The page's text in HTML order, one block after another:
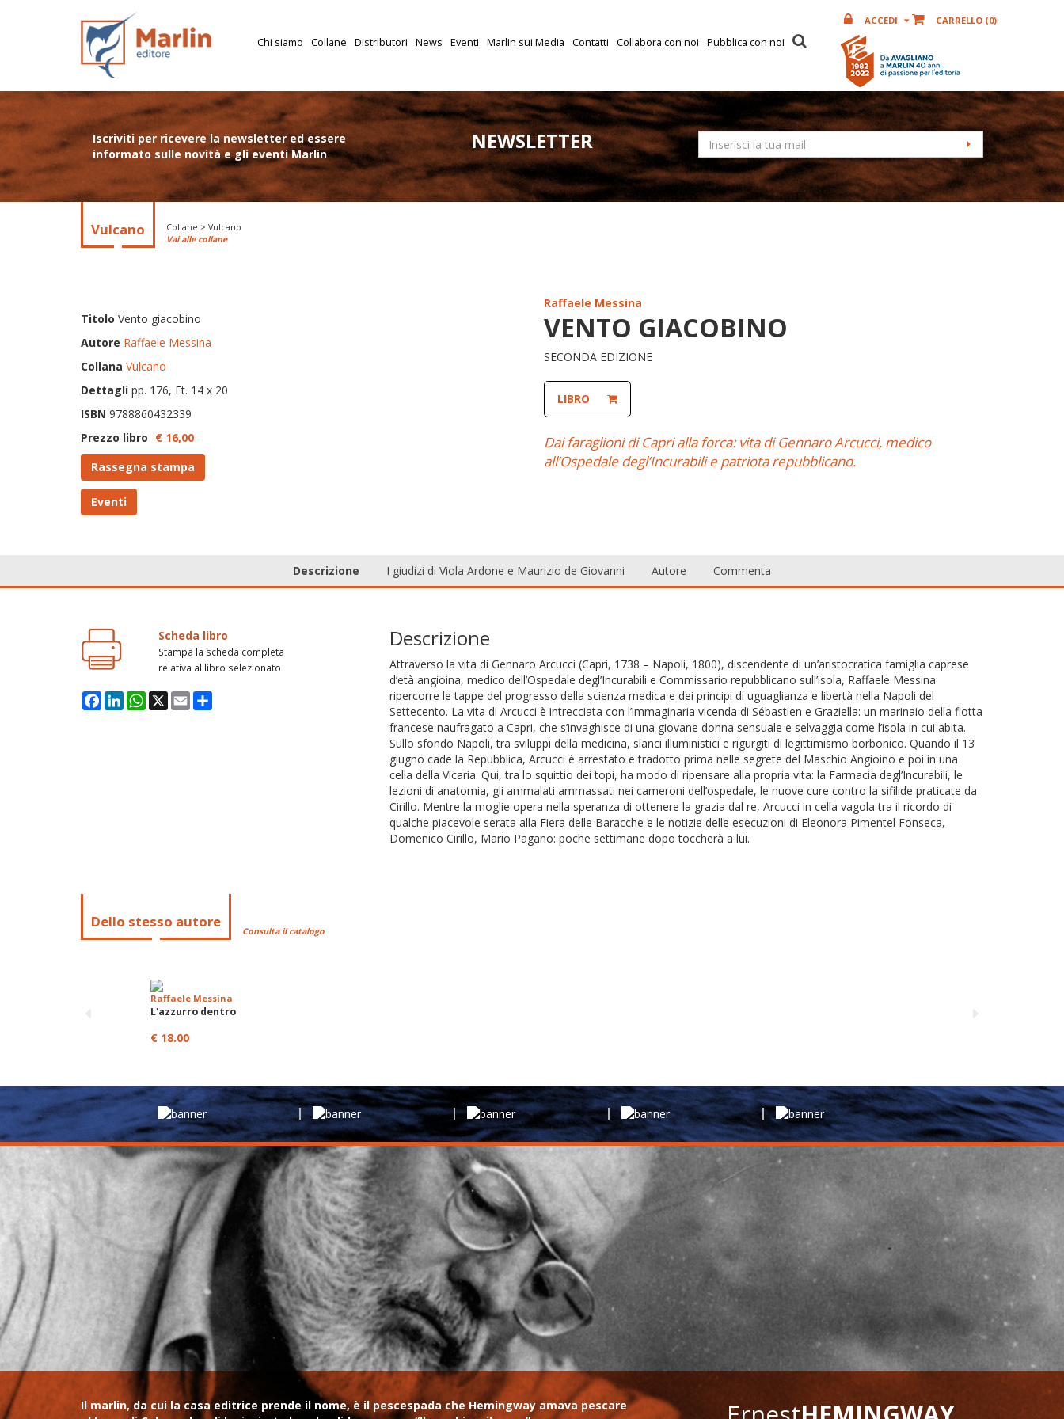
Chi siamo Collane Distributori News Eventi Marlin sui Media Contatti Collabora con noi Pubblica con noi
ACCEDI CARRELLO (0)
Iscriviti per ricevere la newsletter ed essere
informato sulle novità e gli eventi Marlin
NEWSLETTER
Vulcano
Collane > Vulcano
Vai alle collane
Titolo Vento giacobino
Autore Raffaele Messina
Collana Vulcano
Dettagli pp. 176, Ft. 14 x 20
ISBN 9788860432339
Prezzo libro € 16,00
Rassegna stampa
Eventi
Raffaele Messina
VENTO GIACOBINO
SECONDA EDIZIONE
LIBRO
Dai faraglioni di Capri alla forca: vita di Gennaro Arcucci, medico
all’Ospedale degl’Incurabili e patriota repubblicano.
Descrizione I giudizi di Viola Ardone e Maurizio de Giovanni Autore Commenta
Scheda libro
Stampa la scheda completa
relativa al libro selezionato
Facebook
LinkedInWhatsApp
X Email
Descrizione
Attraverso la vita di Gennaro Arcucci (Capri, 1738 – Napoli, 1800), discendente di un’aristocratica famiglia caprese
d’età angioina, medico dell’Ospedale degl’Incurabili e Commissario repubblicano sull’isola, Raffaele Messina
ripercorre le tappe del progresso della scienza medica e dei principi di uguaglianza e libertà nella Napoli del
Settecento. La vita di Arcucci è intrecciata con l’immaginaria vicenda di Sébastien e Graziella: un marinaio della flotta
francese naufragato a Capri, che s’invaghisce di una giovane donna sensuale e selvaggia come l’isola in cui abita.
Sullo sfondo Napoli, tra sviluppi della medicina, slanci illuministici e rigurgiti di legittimismo borbonico. Quando il 13
giugno cade la Repubblica, Arcucci è arrestato e tradotto prima nelle segrete del Maschio Angioino e poi in una
cella della Vicaria. Qui, tra lo squittio dei topi, ha modo di ripensare alla propria vita: la Farmacia degl’Incurabili, le
lezioni di anatomia, gli ammalati ammassati nei cameroni dell’ospedale, le nuove cure contro la sifilide praticate da
Cirillo. Mentre la moglie opera nella speranza di ottenere la grazia dal re, Arcucci in cella vagola tra il ricordo di
qualche piacevole serata alla Fiera delle Baracche e le notizie delle esecuzioni di Eleonora Pimentel Fonseca,
Domenico Cirillo, Mario Pagano: poche settimane dopo toccherà a lui.
Dello stesso autore
Consulta il catalogo
Raffaele Messina
L'azzurro dentro
€ 18.00
Il marlin, da cui la casa editrice prende il nome, è il pescespada che Hemingway amava pescare